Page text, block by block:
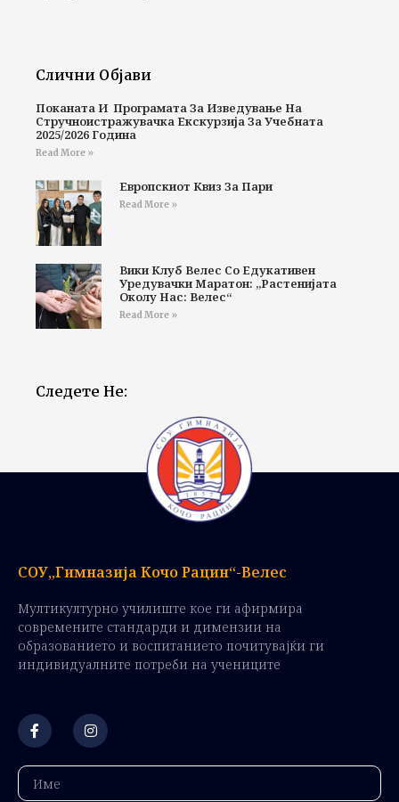
Слични Објави
Поканата И Програмата За Изведување На
Стручноистражувачка Екскурзија За Учебната
2025/2026 Година
Read More »
Европскиот Квиз За Пари
Read More »
Вики Клуб Велес Со Едукативен
Уредувачки Маратон: „Растенијата
Околу Нас: Велес“
Read More »
Следете Не:
СОУ„Гимназија Кочо Рацин“-Велес
Мултикултурно училиште кое ги афирмира
современите стандарди и димензии на
образованието и воспитанието почитувајќи ги
индивидуалните потреби на учениците